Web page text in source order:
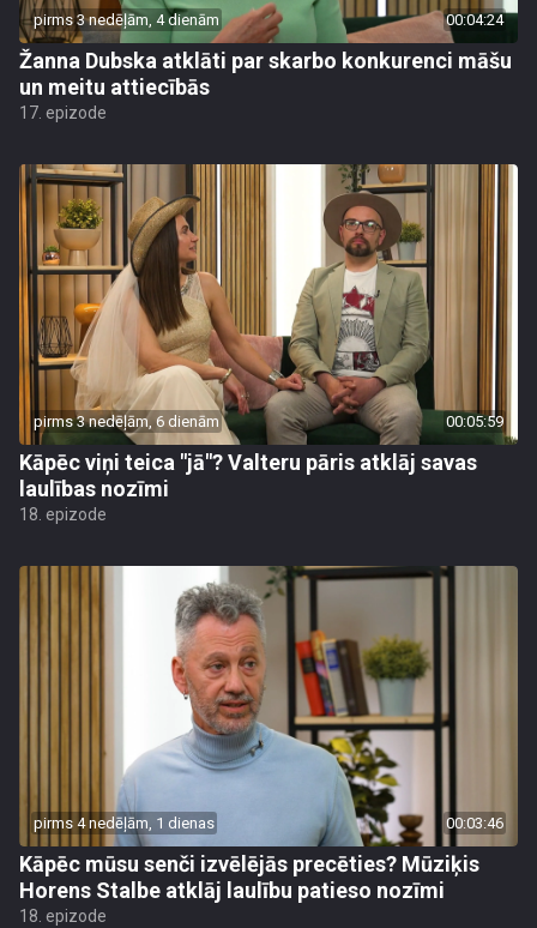
pirms 3 nedēļām, 4 dienām 00:04:24
Žanna Dubska atklāti par skarbo konkurenci māšu
un meitu attiecībās
17. epizode
pirms 3 nedēļām, 6 dienām 00:05:59
Kāpēc viņi teica "jā"? Valteru pāris atklāj savas
laulības nozīmi
18. epizode
pirms 4 nedēļām, 1 dienas 00:03:46
Kāpēc mūsu senči izvēlējās precēties? Mūziķis
Horens Stalbe atklāj laulību patieso nozīmi
18. epizode